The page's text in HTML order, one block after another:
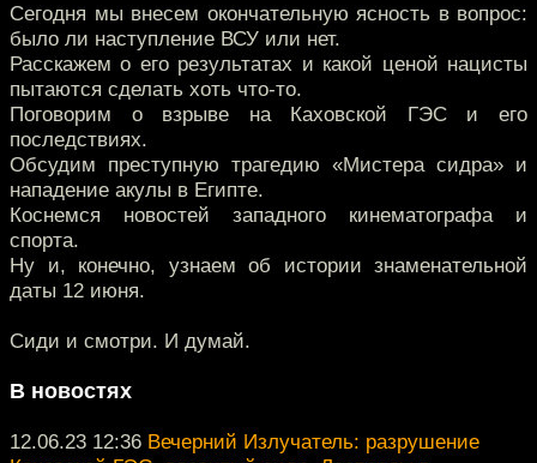
Сегодня мы внесем окончательную ясность в вопрос:
было ли наступление ВСУ или нет.
Расскажем о его результатах и какой ценой нацисты
пытаются сделать хоть что-то.
Поговорим о взрыве на Каховской ГЭС и его
последствиях.
Обсудим преступную трагедию «Мистера сидра» и
нападение акулы в Египте.
Коснемся новостей западного кинематографа и
спорта.
Ну и, конечно, узнаем об истории знаменательной
даты 12 июня.
Сиди и смотри. И думай.
В новостях
12.06.23 12:36 Вечерний Излучатель: разрушение